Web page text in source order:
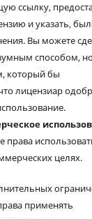
ссылку,
и указать,
Вы можете
способом,
который бы
лицензиар
права
целях.
применять